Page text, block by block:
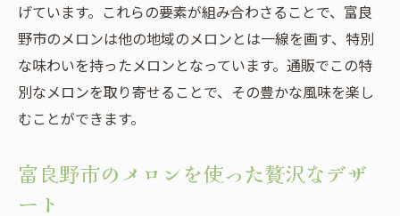
げています。これらの要素が組み合わさることで、富良
野市のメロンは他の地域のメロンとは一線を画す、特別
な味わいを持ったメロンとなっています。通販でこの特
別なメロンを取り寄せることで、その豊かな風味を楽し
むことができます。
富良野市のメロンを使った贅沢なデザ
ート